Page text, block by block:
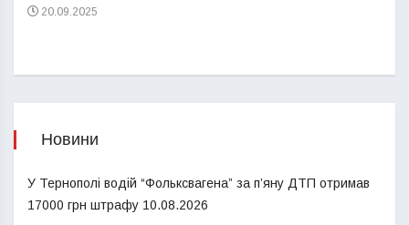
20.09.2025
Новини
У Тернополі водій “Фольксвагена” за п’яну ДТП отримав
17000 грн штрафу 10.08.2026